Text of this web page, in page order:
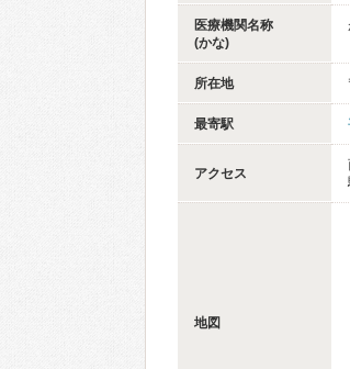
医療機関名称
(かな)
所在地
最寄駅
アクセス
地図